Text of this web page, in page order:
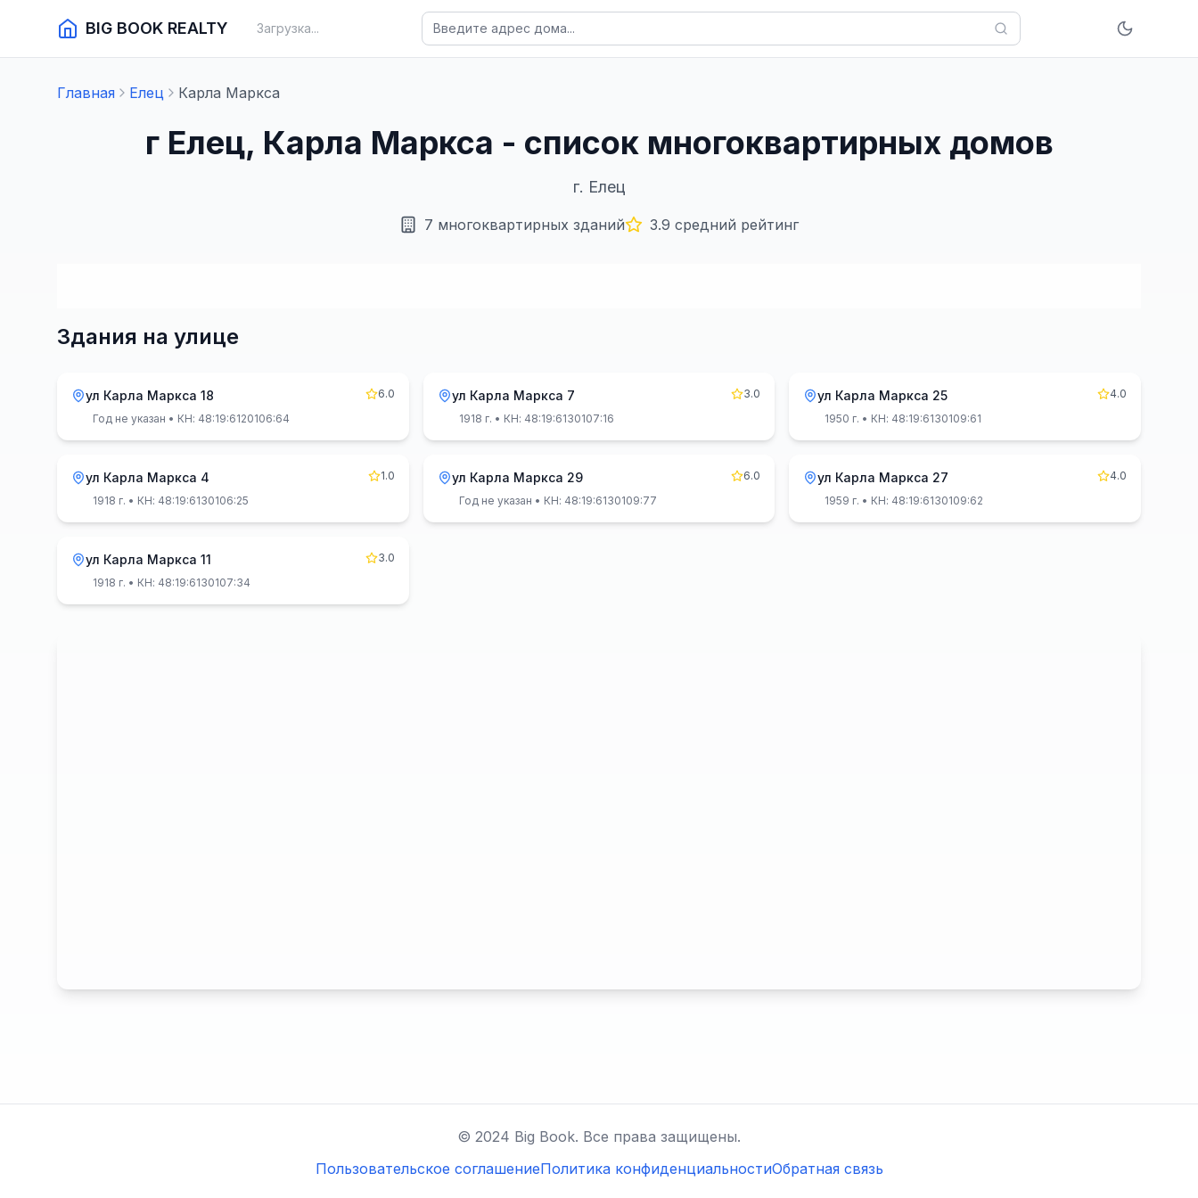
BIG BOOK REALTY Загрузка...
Главная Елец Карла Маркса
г Елец, Карла Маркса - список многоквартирных домов
г. Елец
7 многоквартирных зданий 3.9 средний рейтинг
Здания на улице
ул Карла Маркса 18
6.0
Год не указан • КН: 48:19:6120106:64
ул Карла Маркса 7
3.0
1918 г. • КН: 48:19:6130107:16
ул Карла Маркса 25
4.0
1950 г. • КН: 48:19:6130109:61
ул Карла Маркса 4
1.0
1918 г. • КН: 48:19:6130106:25
ул Карла Маркса 29
6.0
Год не указан • КН: 48:19:6130109:77
ул Карла Маркса 27
4.0
1959 г. • КН: 48:19:6130109:62
ул Карла Маркса 11
3.0
1918 г. • КН: 48:19:6130107:34
© 2024 Big Book. Все права защищены.
Пользовательское соглашениеПолитика конфиденциальностиОбратная связь